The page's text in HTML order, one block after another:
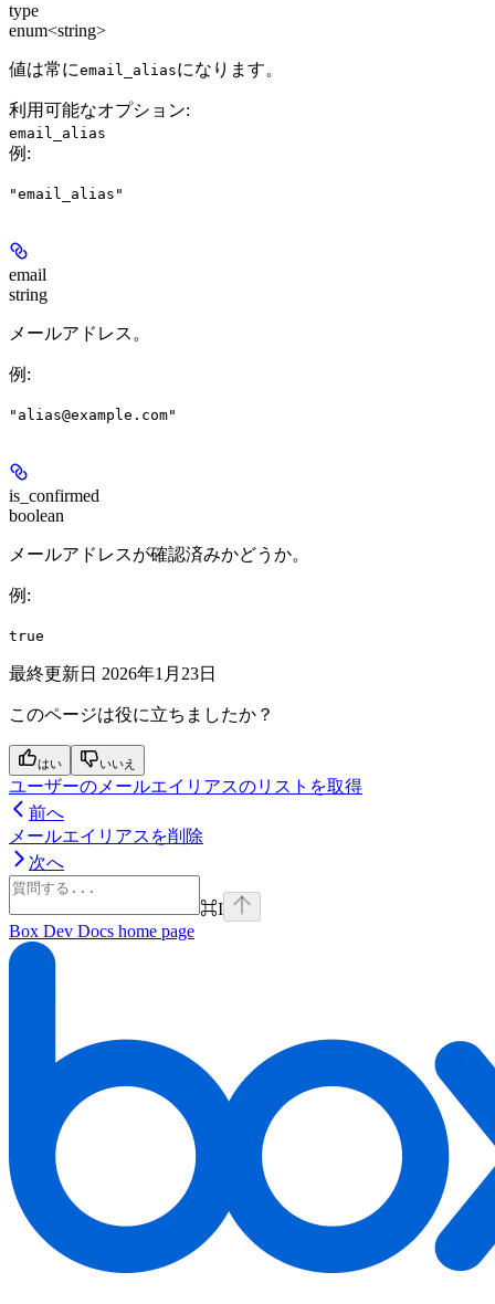
type
enum<string>
値は常にemail_aliasになります。
利用可能なオプション:
email_alias
例 :
"email_alias"
email
string
メールアドレス。
例 :
"alias@example.com"
is_confirmed
boolean
メールアドレスが確認済みかどうか。
例 :
true
最終更新日 2026年1月23日
このページは役に立ちましたか？
はい いいえ
ユーザーのメールエイリアスのリストを取得
前へ
メールエイリアスを削除
次へ
⌘I
Box Dev Docs home page